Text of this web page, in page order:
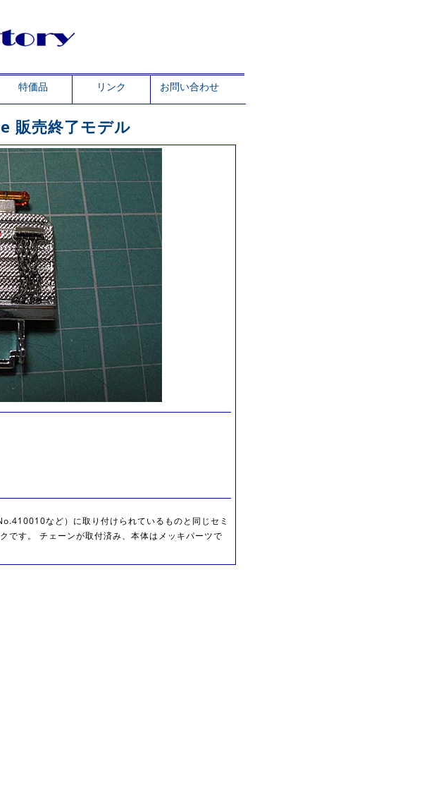
特価品 リンク お問い合わせ
販売終了モデル
など）に取り付けられているものと同じセミ
です。 チェーンが取付済み、本体はメッキパーツで